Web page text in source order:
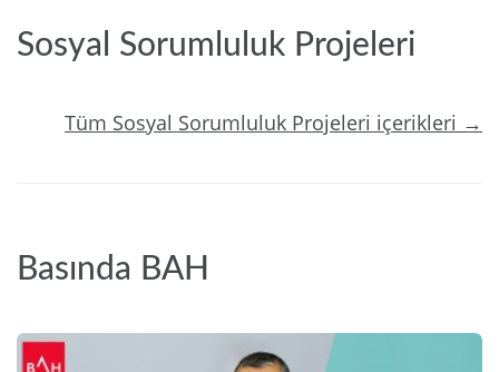
Sosyal Sorumluluk Projeleri
Tüm Sosyal Sorumluluk Projeleri içerikleri →
Basında BAH